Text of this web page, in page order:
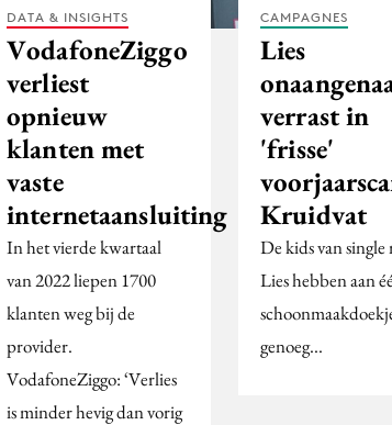
DATA & INSIGHTS
VodafoneZiggo
verliest
opnieuw
klanten met
vaste
internetaansluiting
In het vierde kwartaal
van 2022 liepen 1700
klanten weg bij de
provider.
VodafoneZiggo: ‘Verlies
is minder hevig dan vorig
CAMPAGNES
Lies
verrast in
'frisse'
Kruidvat
De kids van single
Lies hebben aan
genoeg...